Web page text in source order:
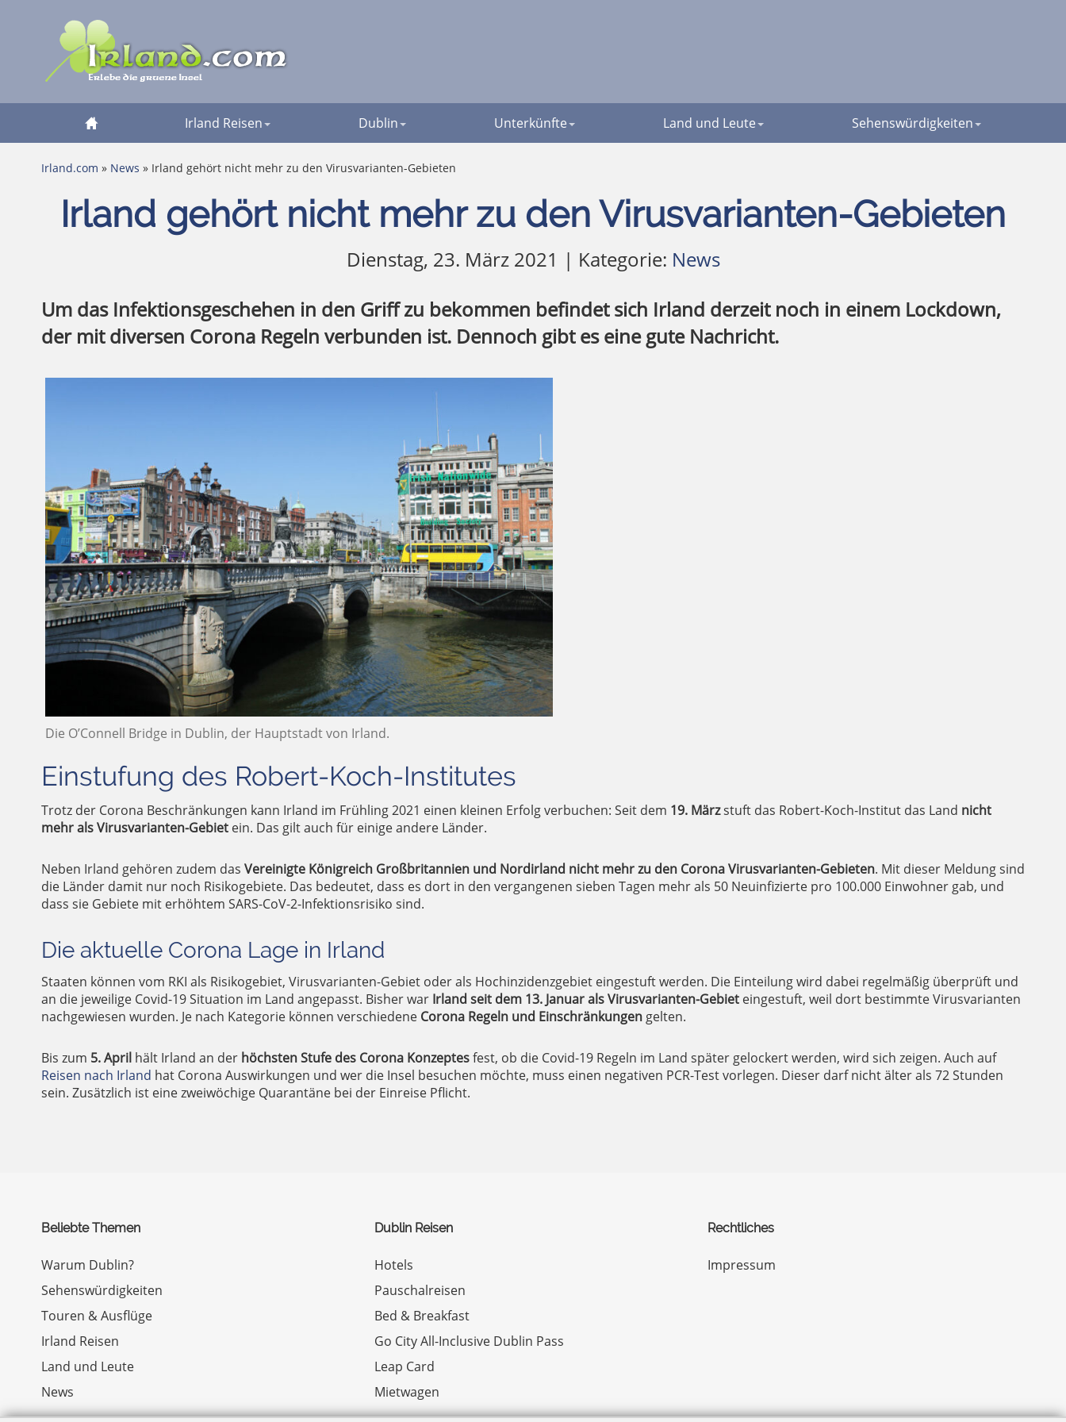
Irland Reisen Dublin Unterkünfte Land und Leute Sehenswürdigkeiten
Irland.com » News » Irland gehört nicht mehr zu den Virusvarianten-Gebieten
Irland gehört nicht mehr zu den Virusvarianten-Gebieten
Dienstag, 23. März 2021 | Kategorie: News
Um das Infektionsgeschehen in den Griff zu bekommen befindet sich Irland derzeit noch in einem Lockdown,
der mit diversen Corona Regeln verbunden ist. Dennoch gibt es eine gute Nachricht.
Die O’Connell Bridge in Dublin, der Hauptstadt von Irland.
Einstufung des Robert-Koch-Institutes
Trotz der Corona Beschränkungen kann Irland im Frühling 2021 einen kleinen Erfolg verbuchen: Seit dem 19. Märzstuft das Robert-Koch-Institut das Land nicht
mehr als Virusvarianten-Gebiet ein. Das gilt auch für einige andere Länder.
Neben Irland gehören zudem das Vereinigte Königreich Großbritannien und Nordirland nicht mehr zu den Corona Virusvarianten-Gebieten. Mit dieser Meldung sind
die Länder damit nur noch Risikogebiete. Das bedeutet, dass es dort in den vergangenen sieben Tagen mehr als 50 Neuinfizierte pro 100.000 Einwohner gab, und
dass sie Gebiete mit erhöhtem SARS-CoV-2-Infektionsrisiko sind.
Die aktuelle Corona Lage in Irland
Staaten können vom RKI als Risikogebiet, Virusvarianten-Gebiet oder als Hochinzidenzgebiet eingestuft werden. Die Einteilung wird dabei regelmäßig überprüft und
an die jeweilige Covid-19 Situation im Land angepasst. Bisher war Irland seit dem 13. Januar als Virusvarianten-Gebiet eingestuft, weil dort bestimmte Virusvarianten
nachgewiesen wurden. Je nach Kategorie können verschiedene Corona Regeln und Einschränkungen gelten.
Bis zum 5. April hält Irland an der höchsten Stufe des Corona Konzeptesfest, ob die Covid-19 Regeln im Land später gelockert werden, wird sich zeigen. Auch auf
Reisen nach Irland hat Corona Auswirkungen und wer die Insel besuchen möchte, muss einen negativen PCR-Test vorlegen. Dieser darf nicht älter als 72 Stunden
sein. Zusätzlich ist eine zweiwöchige Quarantäne bei der Einreise Pflicht.
Beliebte Themen
Warum Dublin?
Sehenswürdigkeiten
Touren & Ausflüge
Irland Reisen
Land und Leute
News
Dublin Reisen
Hotels
Pauschalreisen
Bed & Breakfast
Go City All-Inclusive Dublin Pass
Leap Card
Mietwagen
Rechtliches
Impressum